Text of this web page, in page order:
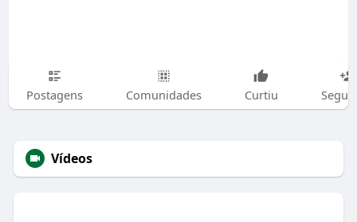
Postagens Comunidades Curtiu
Vídeos